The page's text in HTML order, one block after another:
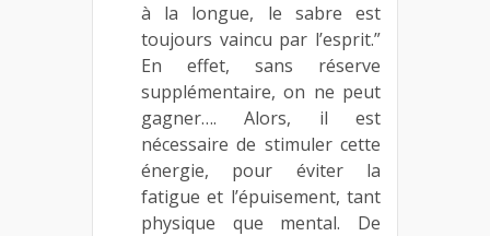
à la longue, le sabre est
toujours vaincu par l’esprit.”
En effet, sans réserve
supplémentaire, on ne peut
gagner…. Alors, il est
nécessaire de stimuler cette
énergie, pour éviter la
fatigue et l’épuisement, tant
physique que mental. De